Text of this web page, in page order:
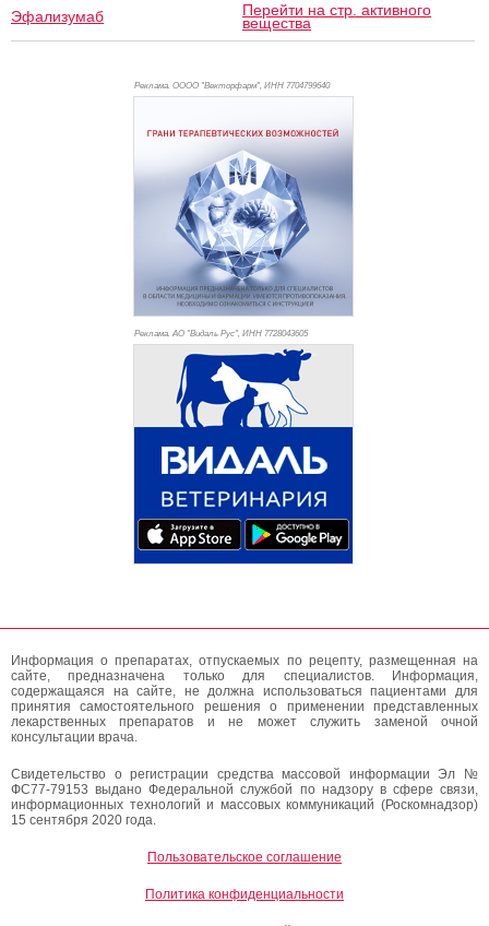
Эфализумаб Перейти на стр. активного
вещества
Реклама. ОООО "Векторфарм", ИНН 7704799640
Реклама. АО "Видаль Рус", ИНН 7728043605
Информация о препаратах, отпускаемых по рецепту, размещенная на
сайте, предназначена только для специалистов. Информация,
содержащаяся на сайте, не должна использоваться пациентами для
принятия самостоятельного решения о применении представленных
лекарственных препаратов и не может служить заменой очной
консультации врача.
Свидетельство о регистрации средства массовой информации Эл №
ФС77-79153 выдано Федеральной службой по надзору в сфере связи,
информационных технологий и массовых коммуникаций (Роскомнадзор)
15 сентября 2020 года.
Пользовательское соглашение
Политика конфиденциальности